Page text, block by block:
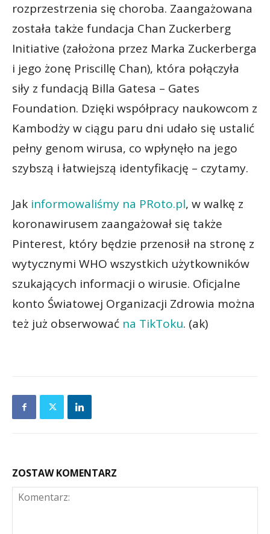
rozprzestrzenia się choroba. Zaangażowana
została także fundacja Chan Zuckerberg
Initiative (założona przez Marka Zuckerberga
i jego żonę Priscillę Chan), która połączyła
siły z fundacją Billa Gatesa – Gates
Foundation. Dzięki współpracy naukowcom z
Kambodży w ciągu paru dni udało się ustalić
pełny genom wirusa, co wpłynęło na jego
szybszą i łatwiejszą identyfikację – czytamy.
Jak informowaliśmy na PRoto.pl, w walkę z
koronawirusem zaangażował się także
Pinterest, który będzie przenosił na stronę z
wytycznymi WHO wszystkich użytkowników
szukających informacji o wirusie. Oficjalne
konto Światowej Organizacji Zdrowia można
też już obserwować na TikToku. (ak)
ZOSTAW KOMENTARZ